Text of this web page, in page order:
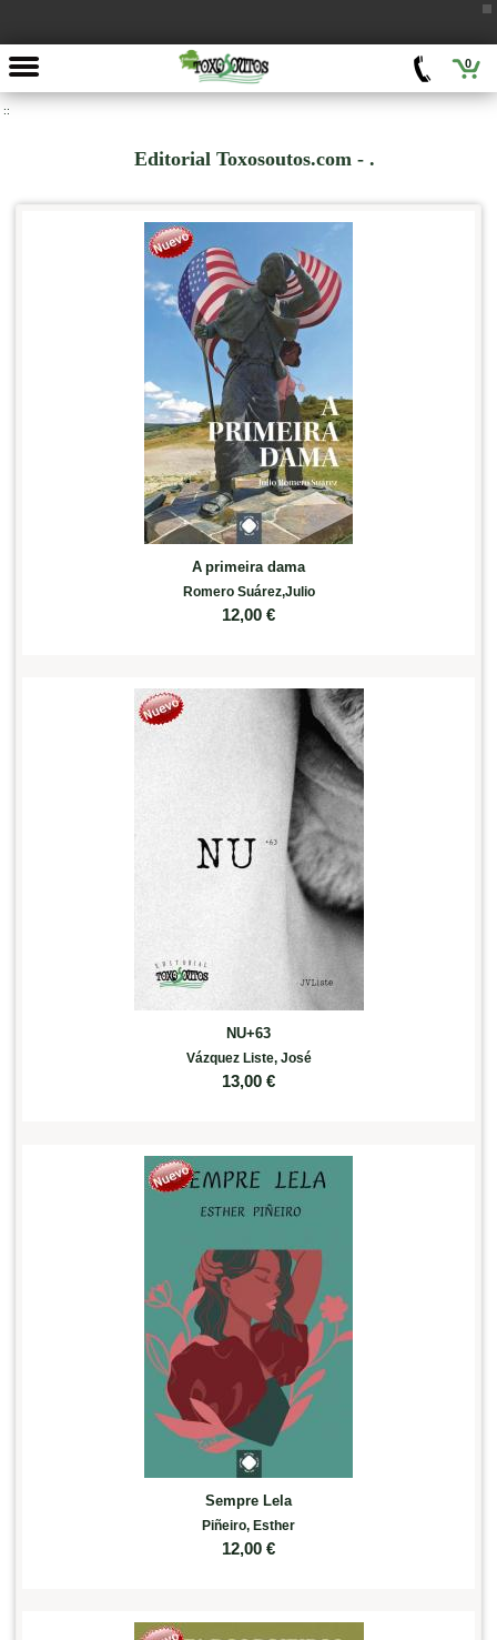
0
::
Editorial Toxosoutos.com - .
A primeira dama
Romero Suárez,Julio
12,00 €
NU+63
Vázquez Liste, José
13,00 €
Sempre Lela
Piñeiro, Esther
12,00 €